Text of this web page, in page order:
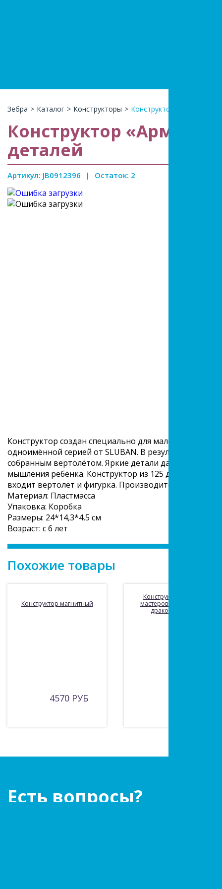
Зебра > Каталог > Конструкторы > Конструктор «Армия»,
Конструктор «Армия»,
деталей
Артикул: JB0912396 | Остаток: 2
Конструктор создан специально для маленьких
одноимённой серией от SLUBAN. В результате
собранным вертолётом. Яркие детали дадут простор
мышления ребёнка. Конструктор из 125 деталей
входит вертолёт и фигурка. Производитель: Sluban
Материал: Пластмасса
Упаковка: Коробка
Размеры: 24*14,3*4,5 см
Возраст: с 6 лет
Похожие товары
Конструктор магнитный
4570 РУБ
Конструктор «Город
мастеров» самурай на
драконе, 95 дет
Есть вопросы?